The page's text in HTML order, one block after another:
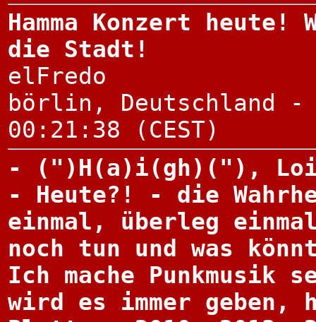
Hamma Konzert
die Stadt!
elFredo
börlin, Deutschland
00:21:38 (CEST)
- (")H(a)i(gh)("),
- Heute?! - die
einmal, überleg
noch tun und was
Ich mache Punkmusik
wird es immer